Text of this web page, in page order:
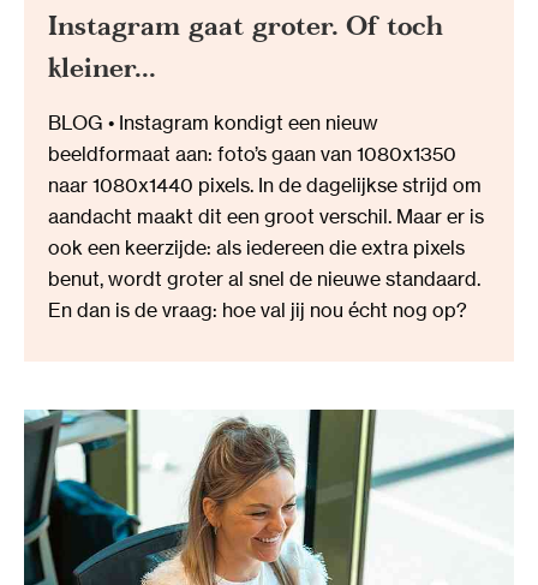
Instagram gaat groter. Of toch
kleiner...
BLOG • Instagram kondigt een nieuw
beeldformaat aan: foto’s gaan van 1080x1350
naar 1080x1440 pixels. In de dagelijkse strijd om
aandacht maakt dit een groot verschil. Maar er is
ook een keerzijde: als iedereen die extra pixels
benut, wordt groter al snel de nieuwe standaard.
En dan is de vraag: hoe val jij nou écht nog op?